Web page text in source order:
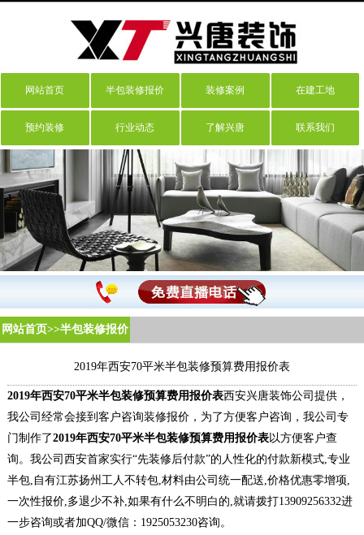
网站首页 半包装修报价 装修案例 在建工地
预约装修 行业动态 了解兴唐 联系我们
网站首页>>半包装修报价
2019年西安70平米半包装修预算费用报价表
2019年西安70平米半包装修预算费用报价表西安兴唐装饰公司提供，
我公司经常会接到客户咨询装修报价，为了方便客户咨询，我公司专
门制作了2019年西安70平米半包装修预算费用报价表以方便客户查
询。我公司西安首家实行“先装修后付款”的人性化的付款新模式,专业
半包,自有江苏扬州工人不转包,材料由公司统一配送,价格优惠零增项,
一次性报价,多退少不补,如果有什么不明白的,就请拨打13909256332进
一步咨询或者加QQ/微信：1925053230咨询。